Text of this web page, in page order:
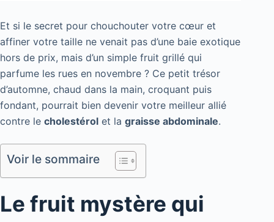
Et si le secret pour chouchouter votre cœur et
affiner votre taille ne venait pas d’une baie exotique
hors de prix, mais d’un simple fruit grillé qui
parfume les rues en novembre ? Ce petit trésor
d’automne, chaud dans la main, croquant puis
fondant, pourrait bien devenir votre meilleur allié
contre le cholestérol et la graisse abdominale.
Voir le sommaire
Le fruit mystère qui